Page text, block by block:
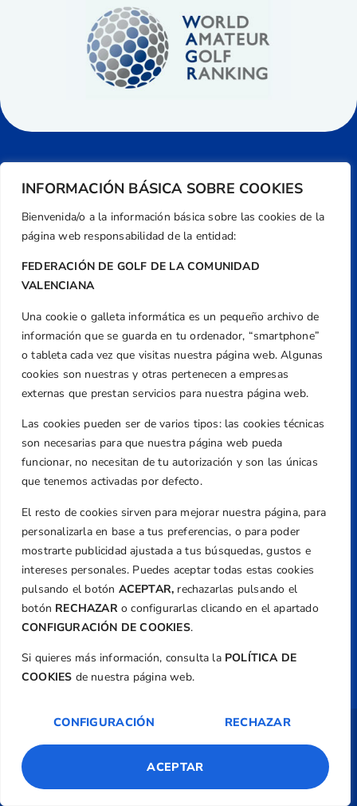
INFORMACIÓN BÁSICA SOBRE COOKIES
Bienvenida/o a la información básica sobre las cookies de la
página web responsabilidad de la entidad:
FEDERACIÓN DE GOLF DE LA COMUNIDAD
VALENCIANA
Una cookie o galleta informática es un pequeño archivo de
información que se guarda en tu ordenador, “smartphone”
o tableta cada vez que visitas nuestra página web. Algunas
cookies son nuestras y otras pertenecen a empresas
externas que prestan servicios para nuestra página web.
Las cookies pueden ser de varios tipos: las cookies técnicas
son necesarias para que nuestra página web pueda
funcionar, no necesitan de tu autorización y son las únicas
que tenemos activadas por defecto.
El resto de cookies sirven para mejorar nuestra página, para
personalizarla en base a tus preferencias, o para poder
mostrarte publicidad ajustada a tus búsquedas, gustos e
intereses personales. Puedes aceptar todas estas cookies
pulsando el botón ACEPTAR, rechazarlas pulsando el
botón RECHAZARo configurarlas clicando en el apartado
CONFIGURACIÓN DE COOKIES.
Si quieres más información, consulta la POLÍTICA DE
COOKIES de nuestra página web.
CONFIGURACIÓN RECHAZAR
ACEPTAR
Dirección
Centre de L´Esport, Carrer d'Isaac Peral i
Caballero, Nº 5, Despachos 2 y 3, 46980,
Valencia
+34 961 367 799
Email
federacion@golfcv.com
Aviso Legal
Política de Privacidad
Transparencia
Normativa
Federación
TecnoQuatre